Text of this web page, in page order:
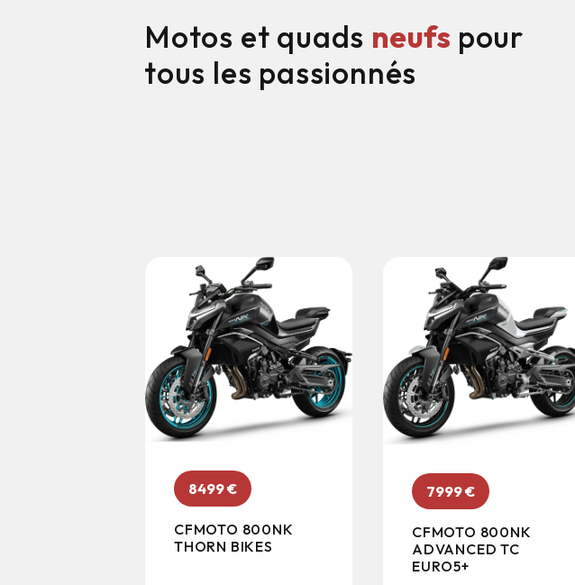
Motos et quads neufs pour
tous les passionnés
8499€
CFMOTO 800NK
THORN BIKES
7999€
CFMOTO 800NK
ADVANCED TC
EURO5+